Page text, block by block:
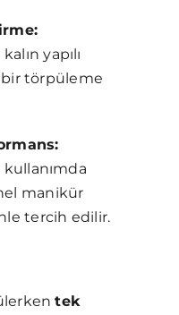
yapılı
bir törpüleme
manikür
tercih edilir.
tek